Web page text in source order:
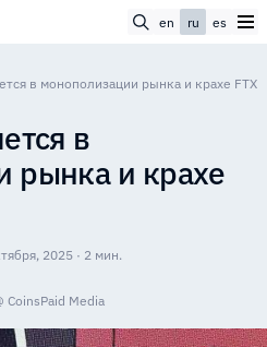
en ru es
в монополизации рынка и крахе FTX
в
рынка и крахе
2025 · 2 мин.
CoinsPaid Media